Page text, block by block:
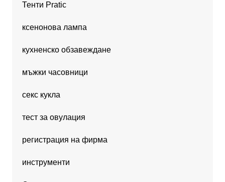
Тенти Pratic
ксенонова лампа
кухненско обзавеждане
мъжки часовници
секс кукла
тест за овулация
регистрация на фирма
инструменти